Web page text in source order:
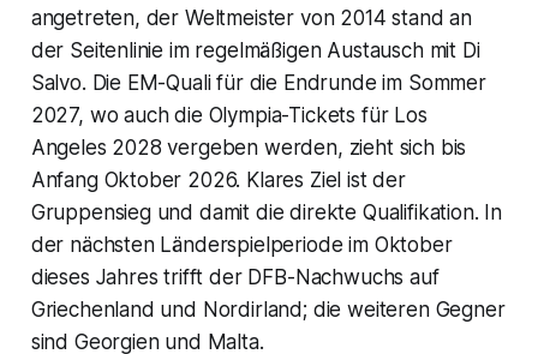
angetreten, der Weltmeister von 2014 stand an
der Seitenlinie im regelmäßigen Austausch mit Di
Salvo. Die EM-Quali für die Endrunde im Sommer
2027, wo auch die Olympia-Tickets für Los
Angeles 2028 vergeben werden, zieht sich bis
Anfang Oktober 2026. Klares Ziel ist der
Gruppensieg und damit die direkte Qualifikation. In
der nächsten Länderspielperiode im Oktober
dieses Jahres trifft der DFB-Nachwuchs auf
Griechenland und Nordirland; die weiteren Gegner
sind Georgien und Malta.